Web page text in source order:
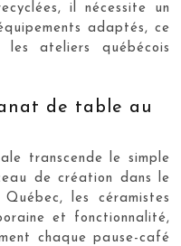
il nécessite un
adaptés, ce
ateliers québécois
de table au
transcende le simple
de création dans le
les céramistes
et fonctionnalité,
chaque pause-café